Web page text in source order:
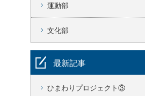
運動部
文化部
最新記事
ひまわりプロジェクト③